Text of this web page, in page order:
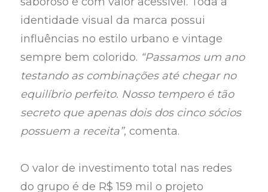
identidade visual da marca possui
influências no estilo urbano e vintage
sempre bem colorido. “Passamos um ano
testando as combinações até chegar no
equilíbrio perfeito. Nosso tempero é tão
secreto que apenas dois dos cinco sócios
possuem a receita”, comenta.
O valor de investimento total nas redes
do grupo é de R$ 159 mil o projeto